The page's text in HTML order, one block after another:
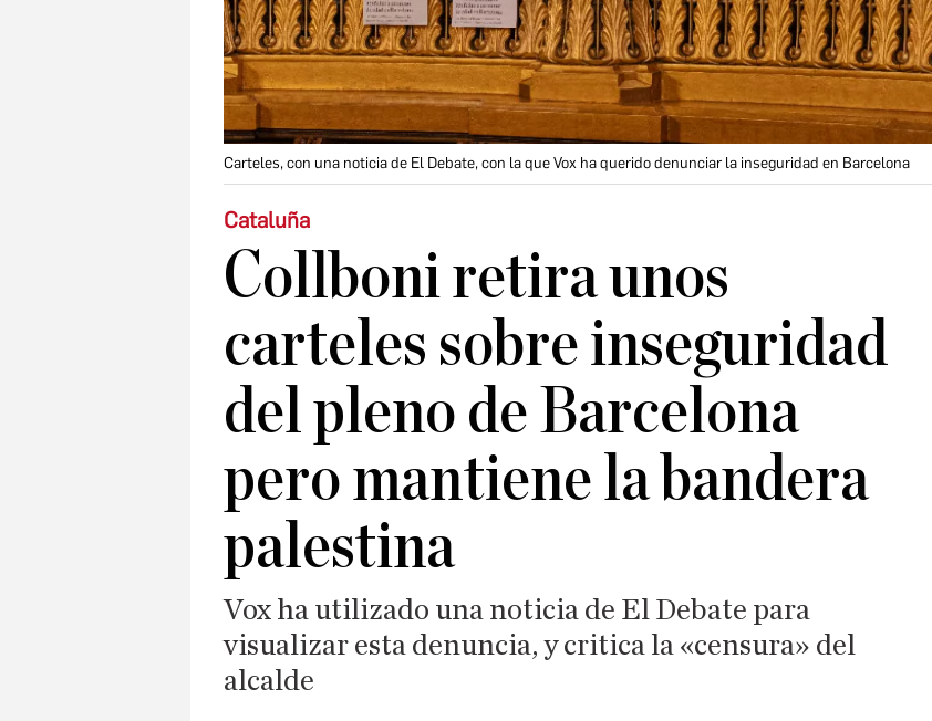
Carteles, con una noticia de El Debate, con la que Vox ha querido denunciar la inseguridad en Barcelona
Cataluña
Collboni retira unos
carteles sobre inseguridad
del pleno de Barcelona
pero mantiene la bandera
palestina
Vox ha utilizado una noticia de El Debate para
visualizar esta denuncia, y critica la «censura» del
alcalde